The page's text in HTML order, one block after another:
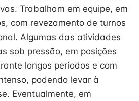
Trabalham em equipe, em
com revezamento de turnos
Algumas das atividades
sob pressão, em posições
longos períodos e com
podendo levar à
Eventualmente, em